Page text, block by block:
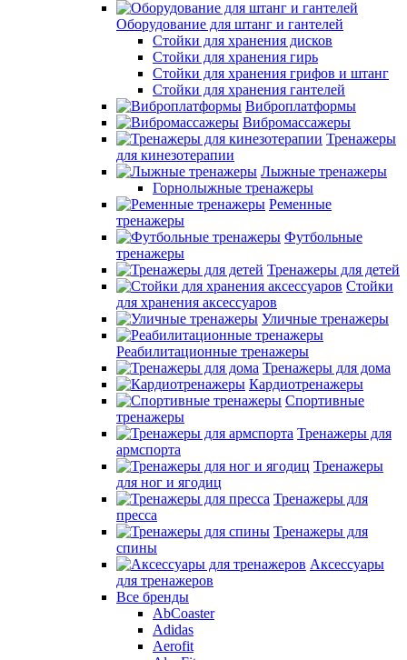
Оборудование для штанг и гантелей
Стойки для хранения дисков
Стойки для хранения гирь
Стойки для хранения грифов и штанг
Стойки для хранения гантелей
Виброплатформы
Вибромассажеры
Тренажеры
для кинезотерапии
Лыжные тренажеры
Горнолыжные тренажеры
Ременные
тренажеры
Футбольные
тренажеры
Тренажеры для детей
Стойки
для хранения аксессуаров
Уличные тренажеры
Реабилитационные тренажеры
Тренажеры для дома
Кардиотренажеры
Спортивные
тренажеры
Тренажеры для
армспорта
Тренажеры
для ног и ягодиц
Тренажеры для
пресса
Тренажеры для
спины
Аксессуары
для тренажеров
Все бренды
AbCoaster
Adidas
Aerofit